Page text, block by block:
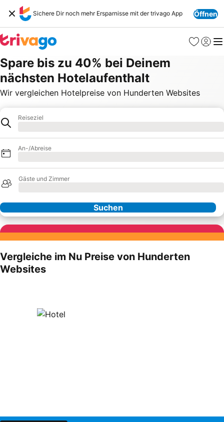
Sichere Dir noch mehr Ersparnisse mit der trivago App Öffnen
Favoriten
Spare bis zu 40% bei Deinem
nächsten Hotelaufenthalt
Wir vergleichen Hotelpreise von Hunderten Websites
Hotel
Reiseziel
An-/Abreise
Gäste und Zimmer
Suchen
Unsere Partner
Vergleiche im Nu Preise von Hunderten
Websites